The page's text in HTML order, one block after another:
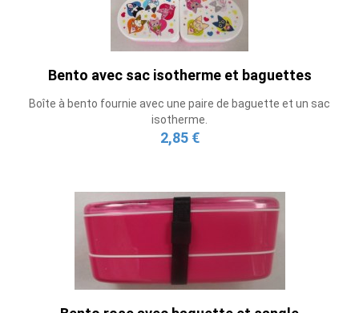
Bento avec sac isotherme et baguettes
Boîte à bento fournie avec une paire de baguette et un sac
isotherme.
2,85 €